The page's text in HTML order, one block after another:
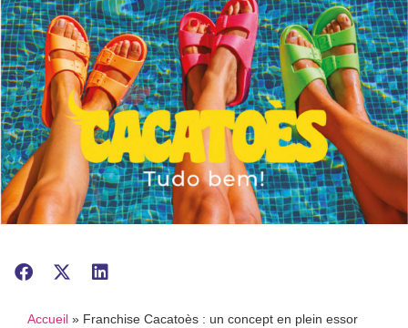
Accueil » Franchise Cacatoès : un concept en plein essor